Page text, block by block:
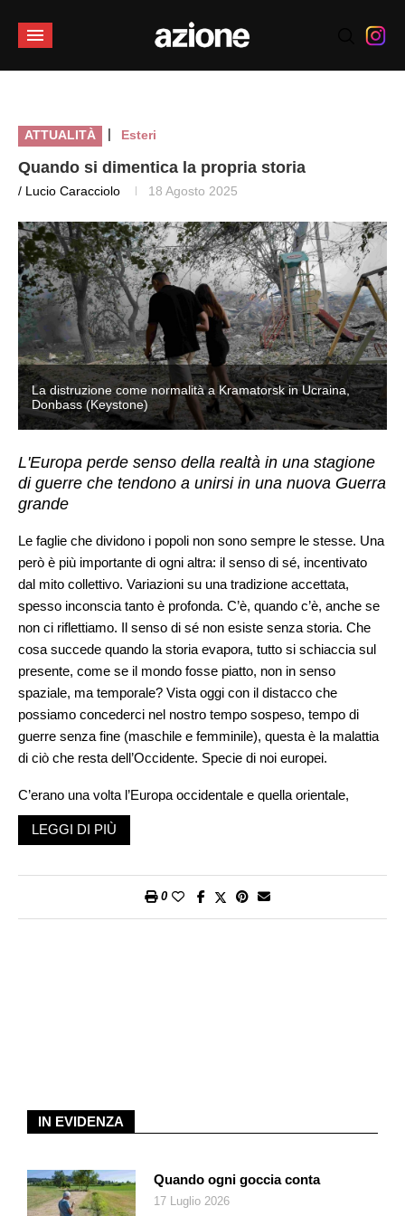
ATTUALITÀ | Esteri
Quando si dimentica la propria storia
/ Lucio Caracciolo 18 Agosto 2025
La distruzione come normalità a Kramatorsk in Ucraina,
Donbass (Keystone)
L'Europa perde senso della realtà in una stagione
di guerre che tendono a unirsi in una nuova Guerra
grande
Le faglie che dividono i popoli non sono sempre le stesse. Una
però è più importante di ogni altra: il senso di sé, incentivato
dal mito collettivo. Variazioni su una tradizione accettata,
spesso inconscia tanto è profonda. C’è, quando c’è, anche se
non ci riflettiamo. Il senso di sé non esiste senza storia. Che
cosa succede quando la storia evapora, tutto si schiaccia sul
presente, come se il mondo fosse piatto, non in senso
spaziale, ma temporale? Vista oggi con il distacco che
possiamo concederci nel nostro tempo sospeso, tempo di
guerre senza fine (maschile e femminile), questa è la malattia
di ciò che resta dell’Occidente. Specie di noi europei.
C’erano una volta l’Europa occidentale e quella orientale,
l’Ovest e l’Est. Riferimenti certi. Cartografabili.
Nell’Ottantanove ci hanno spiegato che il crollo del Muro
celebrava il Vecchio Continente capace di respirare con i suoi
Non troppo diverso a valori rovesciati dall’uomo nuovo del
sempre. E per sempre.
LEGGI DI PIÙ
0
IN EVIDENZA
Quando ogni goccia conta
17 Luglio 2026